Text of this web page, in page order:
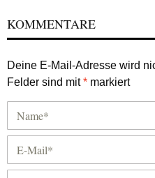
KOMMENTARE
Deine E-Mail-Adresse wird
Felder sind mit* markiert